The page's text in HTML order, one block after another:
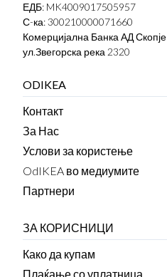
ЕДБ: MK4009017505957
С-ка: 300210000071660
Комерцијална Банка АД Скопје
ул.Звегорска река 2320
ODIKEA
Контакт
За Нас
Услови за користење
OdIKEA во медиумите
Партнери
ЗА КОРИСНИЦИ
Како да купам
Плаќање со уплатница